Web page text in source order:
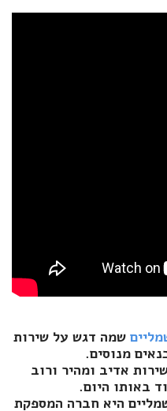
שמה דגש על שירות
מנוסים.
אדיב ומהיר ורוב
באותו היום.
היא חברה המספקת